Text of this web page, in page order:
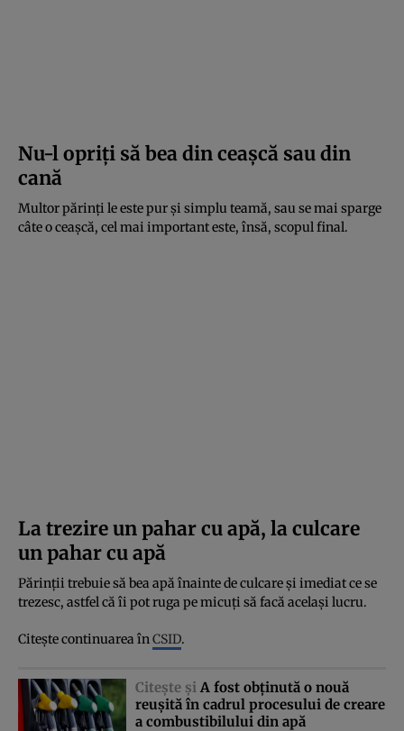
Nu-l opriţi să bea din ceaşcă sau din
cană
Multor părinţi le este pur şi simplu teamă, sau se mai sparge
câte o ceaşcă, cel mai important este, însă, scopul final.
La trezire un pahar cu apă, la culcare
un pahar cu apă
Părinţii trebuie să bea apă înainte de culcare şi imediat ce se
trezesc, astfel că îi pot ruga pe micuţi să facă acelaşi lucru.
Citeşte continuarea înCSID.
Citeşte şi A fost obţinută o nouă
reuşită în cadrul procesului de creare
a combustibilului din apă